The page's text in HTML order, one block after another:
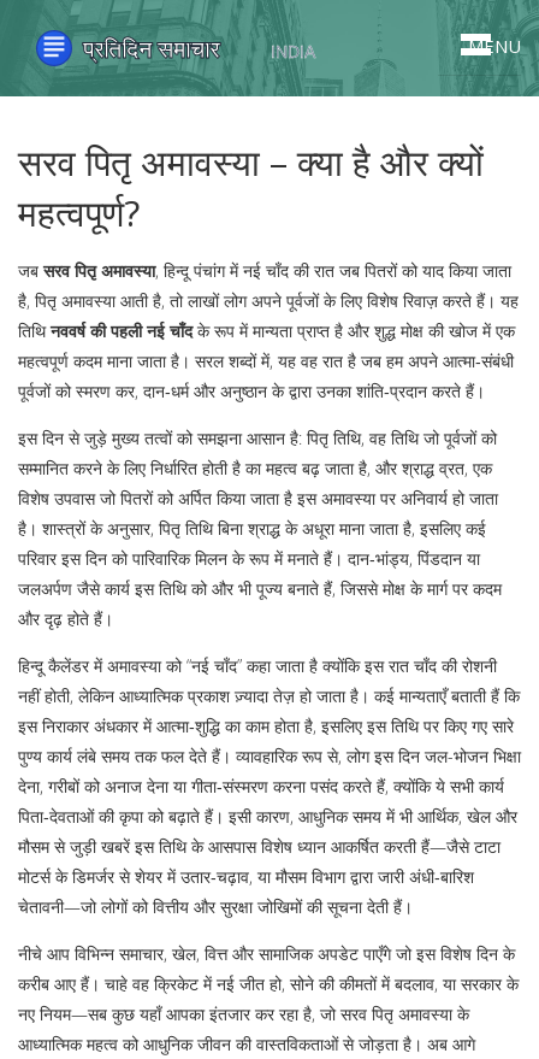
MENU
सरव पितृ अमावस्या – क्या है और क्यों
महत्वपूर्ण?
जबसरव पितृ अमावस्या, हिन्दू पंचांग में नई चाँद की रात जब पितरों को याद किया जाता
है, पितृ अमावस्याआती है, तो लाखों लोग अपने पूर्वजों के लिए विशेष रिवाज़ करते हैं। यह
तिथिनववर्ष की पहली नई चाँदके रूप में मान्यता प्राप्त है और शुद्ध मोक्ष की खोज में एक
महत्वपूर्ण कदम माना जाता है। सरल शब्दों में, यह वह रात है जब हम अपने आत्मा‑संबंधी
पूर्वजों को स्मरण कर, दान‑धर्म और अनुष्ठान के द्वारा उनका शांति‑प्रदान करते हैं।
इस दिन से जुड़े मुख्य तत्वों को समझना आसान है: पितृ तिथि, वह तिथि जो पूर्वजों को
सम्मानित करने के लिए निर्धारित होती है का महत्व बढ़ जाता है, औरश्राद्ध व्रत, एक
विशेष उपवास जो पितरों को अर्पित किया जाता है इस अमावस्या पर अनिवार्य हो जाता
है। शास्त्रों के अनुसार, पितृ तिथि बिना श्राद्ध के अधूरा माना जाता है, इसलिए कई
परिवार इस दिन को पारिवारिक मिलन के रूप में मनाते हैं। दान‑भांड्य, पिंडदान या
जलअर्पण जैसे कार्य इस तिथि को और भी पूज्य बनाते हैं, जिससे मोक्ष के मार्ग पर कदम
और दृढ़ होते हैं।
हिन्दू कैलेंडर में अमावस्या को “नई चाँद” कहा जाता है क्योंकि इस रात चाँद की रोशनी
नहीं होती, लेकिन आध्यात्मिक प्रकाश ज़्यादा तेज़ हो जाता है। कई मान्यताएँ बताती हैं कि
इस निराकार अंधकार में आत्मा‑शुद्धि का काम होता है, इसलिए इस तिथि पर किए गए सारे
पुण्य कार्य लंबे समय तक फल देते हैं। व्यावहारिक रूप से, लोग इस दिन जल-भोजन भिक्षा
देना, गरीबों को अनाज देना या गीता‑संस्मरण करना पसंद करते हैं, क्योंकि ये सभी कार्य
पिता‑देवताओं की कृपा को बढ़ाते हैं। इसी कारण, आधुनिक समय में भी आर्थिक, खेल और
मौसम से जुड़ी खबरें इस तिथि के आसपास विशेष ध्यान आकर्षित करती हैं—जैसे टाटा
मोटर्स के डिमर्जर से शेयर में उतार‑चढ़ाव, या मौसम विभाग द्वारा जारी अंधी‑बारिश
चेतावनी—जो लोगों को वित्तीय और सुरक्षा जोखिमों की सूचना देती हैं।
नीचे आप विभिन्न समाचार, खेल, वित्त और सामाजिक अपडेट पाएँगे जो इस विशेष दिन के
करीब आए हैं। चाहे वह क्रिकेट में नई जीत हो, सोने की कीमतों में बदलाव, या सरकार के
नए नियम—सब कुछ यहाँ आपका इंतजार कर रहा है, जो सरव पितृ अमावस्या के
आध्यात्मिक महत्व को आधुनिक जीवन की वास्तविकताओं से जोड़ता है। अब आगे